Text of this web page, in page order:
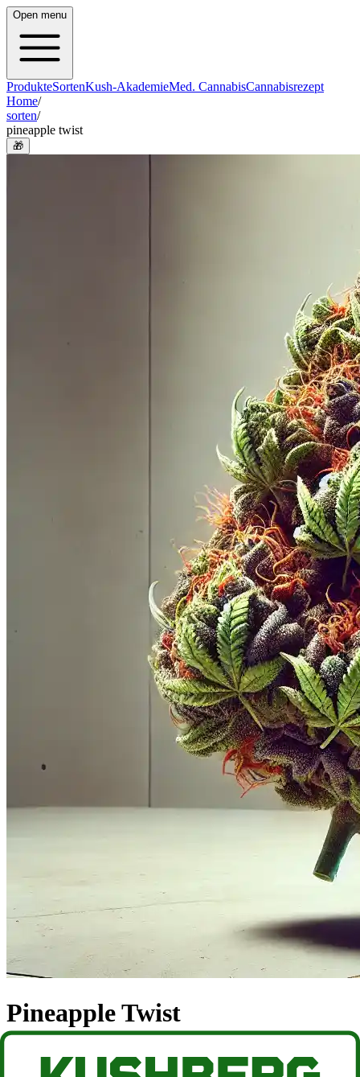
Open menu
ProdukteSortenKush-AkademieMed. CannabisCannabisrezept
Home/
sorten/
pineapple twist
🎁
Pineapple Twist
Beschreibung